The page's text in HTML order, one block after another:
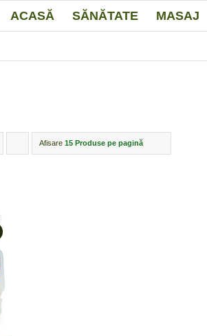
ACASĂ SĂNĂTATE MASAJ
Click
Afisare 15 Produse pe pagină